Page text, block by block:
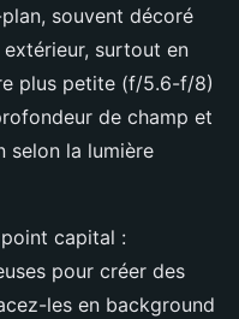
souvent décoré
surtout en
plus petite (f/5.6-f/8)
de champ et
selon la lumière
capital :
pour créer des
les en background